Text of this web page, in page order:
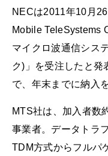
NECは2011年10月
Mobile TeleSystems
マイクロ波通信シス
ク)」を受注したと発
で、年末までに納入
MTS社は、加入者数
事業者。データトラ
TDM方式からフルパ